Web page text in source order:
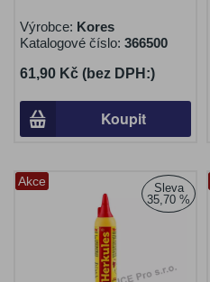
Výrobce: Kores
Katalogové číslo: 366500
61,90 Kč (bez DPH:)
Koupit
Akce
Sleva
35,70 %